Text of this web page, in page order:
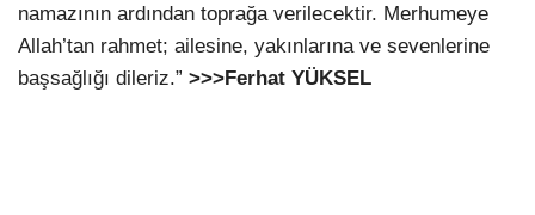
namazının ardından toprağa verilecektir. Merhumeye
Allah’tan rahmet; ailesine, yakınlarına ve sevenlerine
başsağlığı dileriz.” >>>Ferhat YÜKSEL